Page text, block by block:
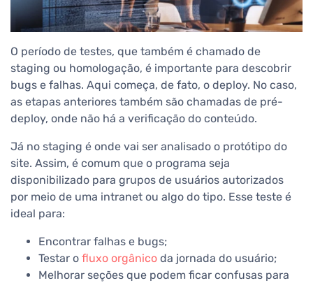
O período de testes, que também é chamado de
staging ou homologação, é importante para descobrir
bugs e falhas. Aqui começa, de fato, o deploy. No caso,
as etapas anteriores também são chamadas de pré-
deploy, onde não há a verificação do conteúdo.
Já no staging é onde vai ser analisado o protótipo do
site. Assim, é comum que o programa seja
disponibilizado para grupos de usuários autorizados
por meio de uma intranet ou algo do tipo. Esse teste é
ideal para:
Encontrar falhas e bugs;
Testar o fluxo orgânico da jornada do usuário;
Melhorar seções que podem ficar confusas para